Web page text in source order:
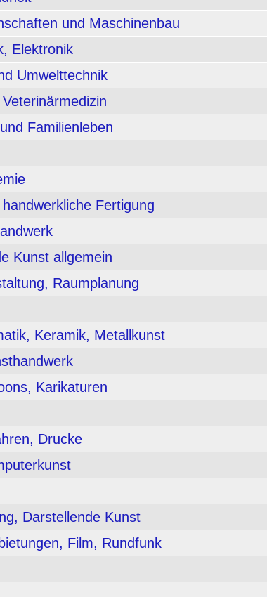
und Maschinenbau
Elektronik
Umwelttechnik
Familienleben
Fertigung
Kunst allgemein
Raumplanung
Keramik, Metallkunst
Karikaturen
Drucke
Darstellende Kunst
Film, Rundfunk